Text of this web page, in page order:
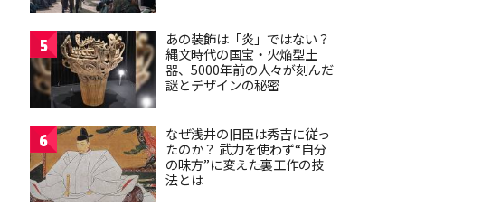
5
あの装飾は「炎」ではない？
縄文時代の国宝・火焔型土
器、5000年前の人々が刻んだ
謎とデザインの秘密
6
なぜ浅井の旧臣は秀吉に従っ
たのか？ 武力を使わず“自分
の味方”に変えた裏工作の技
法とは